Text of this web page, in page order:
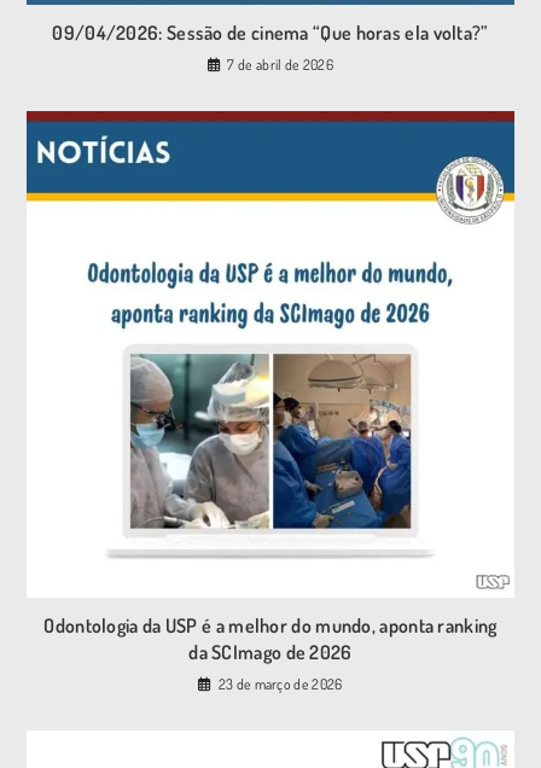
09/04/2026: Sessão de cinema “Que horas ela volta?”
7 de abril de 2026
Odontologia da USP é a melhor do mundo, aponta ranking
da SCImago de 2026
23 de março de 2026